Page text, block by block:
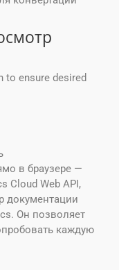
to ensure desired
в браузере —
Cloud Web API,
документации
Он позволяет
каждую